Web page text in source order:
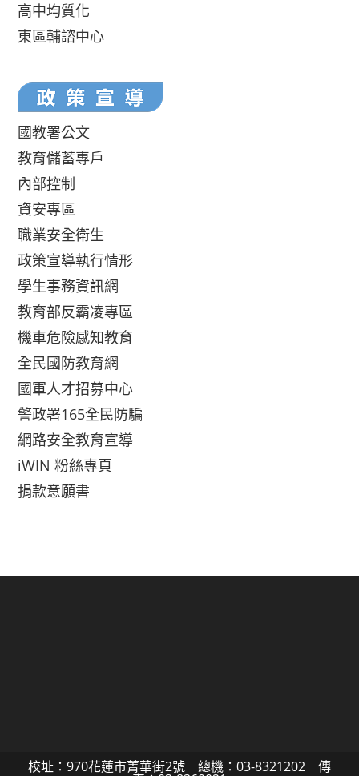
高中均質化
東區輔諮中心
國教署公文
教育儲蓄專戶
內部控制
資安專區
職業安全衛生
政策宣導執行情形
學生事務資訊網
教育部反霸凌專區
機車危險感知教育
全民國防教育網
國軍人才招募中心
警政署165全民防騙
網路安全教育宣導
iWIN 粉絲專頁
捐款意願書
校址：970花蓮市菁華街2號 總機：03-8321202 傳